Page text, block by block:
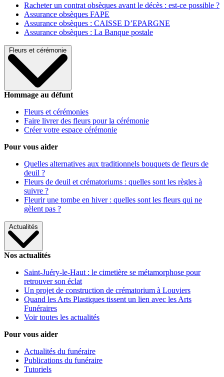
Racheter un contrat obsèques avant le décès : est-ce possible ?
Assurance obsèques FAPE
Assurance obsèques : CAISSE D’EPARGNE
Assurance obsèques : La Banque postale
Fleurs et cérémonie
Hommage au défunt
Fleurs et cérémonies
Faire livrer des fleurs pour la cérémonie
Créer votre espace cérémonie
Pour vous aider
Quelles alternatives aux traditionnels bouquets de fleurs de
deuil ?
Fleurs de deuil et crématoriums : quelles sont les règles à
suivre ?
Fleurir une tombe en hiver : quelles sont les fleurs qui ne
gèlent pas ?
Actualités
Nos actualités
Saint-Juéry-le-Haut : le cimetière se métamorphose pour
retrouver son éclat
Un projet de construction de crématorium à Louviers
Quand les Arts Plastiques tissent un lien avec les Arts
Funéraires
Voir toutes les actualités
Pour vous aider
Actualités du funéraire
Publications du funéraire
Tutoriels